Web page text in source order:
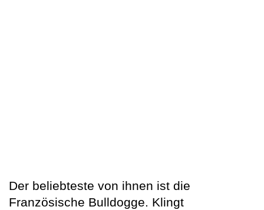
Der beliebteste von ihnen ist die
Französische Bulldogge. Klingt